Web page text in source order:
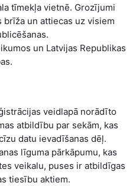
tīmekļa vietnē. Grozījumi
brīža un attiecas uz visiem
un Latvijas Republikas
veidlapā norādīto
atbildību par sekām, kas
datu ievadīšanas dēļ.
līguma pārkāpumu, kas
veikalu, puses ir atbildīgas
tiesību aktiem.